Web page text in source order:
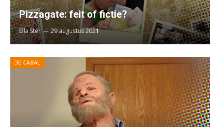
Pizzagate: feit of fictie?
Ella Ster 29 augustus 2021
DE CABAL